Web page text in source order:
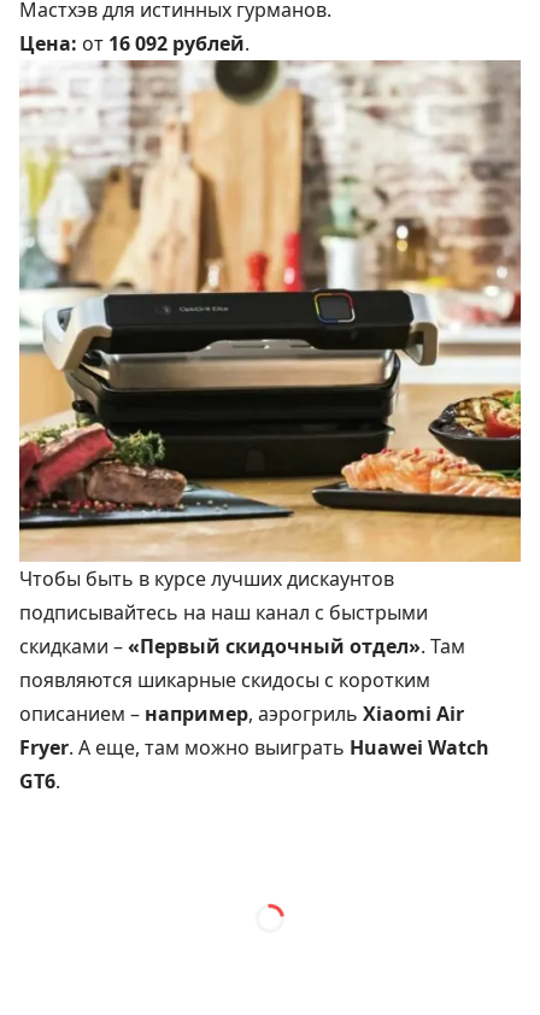
Мастхэв для истинных гурманов.
Цена: от 16 092 рублей.
Чтобы быть в курсе лучших дискаунтов
подписывайтесь на наш канал с быстрыми
скидками –«Первый скидочный отдел». Там
появляются шикарные скидосы с коротким
описанием – например, аэрогриль Xiaomi Air
Fryer. А еще, там можно выиграть Huawei Watch
GT6.